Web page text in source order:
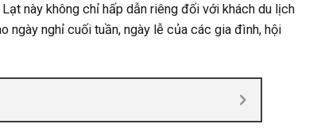
này không chỉ hấp dẫn riêng đối với khách du lịch
ngày nghỉ cuối tuần, ngày lễ của các gia đình, hội